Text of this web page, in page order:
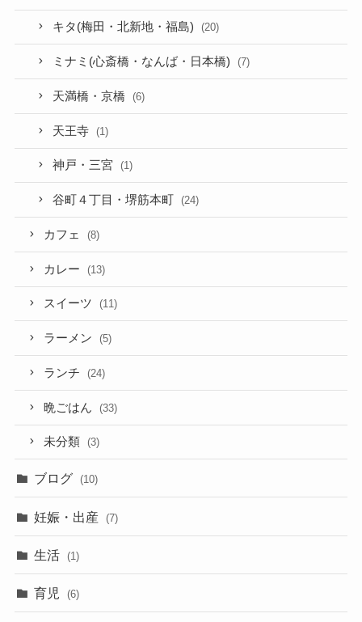
キタ(梅田・北新地・福島) (20)
ミナミ(心斎橋・なんば・日本橋) (7)
天満橋・京橋 (6)
天王寺 (1)
神戸・三宮 (1)
谷町４丁目・堺筋本町 (24)
カフェ (8)
カレー (13)
スイーツ (11)
ラーメン (5)
ランチ (24)
晩ごはん (33)
未分類 (3)
ブログ (10)
妊娠・出産 (7)
生活 (1)
育児 (6)